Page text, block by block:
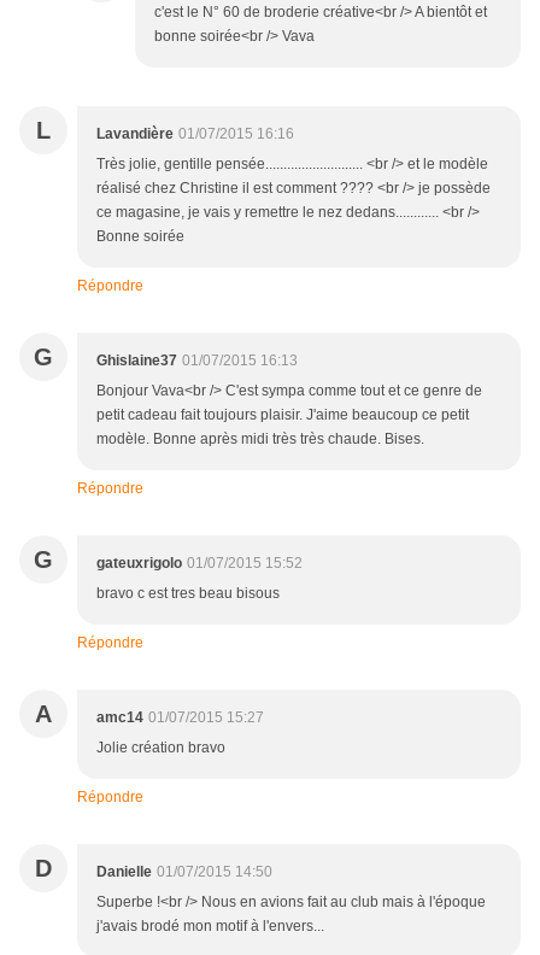
c'est le N° 60 de broderie créative<br /> A bientôt et
bonne soirée<br /> Vava
L Lavandière 01/07/2015 16:16
Très jolie, gentille pensée........................... <br /> et le modèle
réalisé chez Christine il est comment ???? <br /> je possède
ce magasine, je vais y remettre le nez dedans............ <br />
Bonne soirée
Répondre
G Ghislaine37 01/07/2015 16:13
Bonjour Vava<br /> C'est sympa comme tout et ce genre de
petit cadeau fait toujours plaisir. J'aime beaucoup ce petit
modèle. Bonne après midi très très chaude. Bises.
Répondre
G gateuxrigolo 01/07/2015 15:52
bravo c est tres beau bisous
Répondre
A amc14 01/07/2015 15:27
Jolie création bravo
Répondre
D Danielle 01/07/2015 14:50
Superbe !<br /> Nous en avions fait au club mais à l'époque
j'avais brodé mon motif à l'envers...